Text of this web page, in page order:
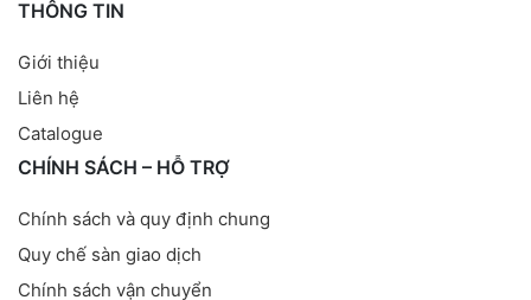
THÔNG TIN
Giới thiệu
Liên hệ
Catalogue
CHÍNH SÁCH – HỖ TRỢ
Chính sách và quy định chung
Quy chế sàn giao dịch
Chính sách vận chuyển